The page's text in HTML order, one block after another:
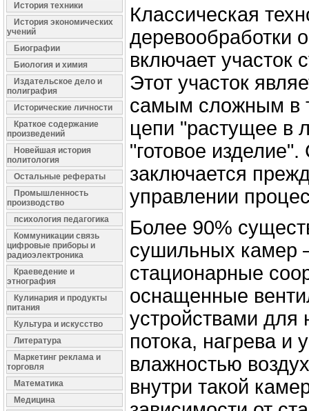
История техники
История экономических
учений
Биографии
Биология и химия
Издательское дело и
полиграфия
Исторические личности
Краткое содержание
произведений
Новейшая история
политология
Остальные рефераты
Промышленность
производство
психология педагогика
Коммуникации связь
цифровые приборы и
радиоэлектроника
Краеведение и
этнография
Кулинария и продукты
питания
Культура и искусство
Литература
Маркетинг реклама и
торговля
Математика
Медицина
Классическая
деревообработки
включает участок
Этот участок
самым сложным в
цепи "растущее в
"готовое
заключается
управлении
Более 90%
сушильных камер
стационарные
оснащенные
устройствами для
потока, нагрева и
влажностью
внутри такой